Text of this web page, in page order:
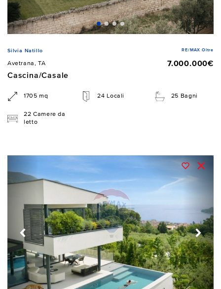
Silvia Natillo RE/MAX Oltre
Avetrana, TA
7.000.000€
Cascina/Casale
1705 mq 24 Locali 25 Bagni
22 Camere da
letto